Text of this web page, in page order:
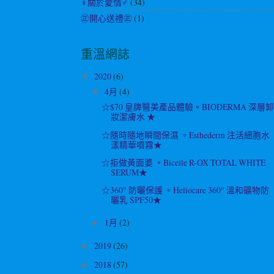
㊣開心送禮㊣(1)
重溫網誌
▼ 2020(6)
▼ 4月 (4)
☆$70 皇牌醫美產品體驗。BIODERMA 深層卸
妝潔膚水 ★
☆隨時隨地瞬間保濕 。Esthederm 注活細胞水
漾精華噴霧★
☆拒做黃面婆 。Bicelle R-OX TOTAL WHITE
SERUM★
☆360° 防曬保護 。Heliocare 360° 溫和礦物防
曬乳 SPF50★
► 1月 (2)
► 2019(26)
► 2018 (57)